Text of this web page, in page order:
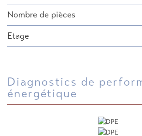
Nombre de pièces
Etage
diagnostics de performance
énergétique